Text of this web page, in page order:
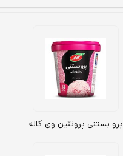
پرو بستنی پروتئین وی کاله